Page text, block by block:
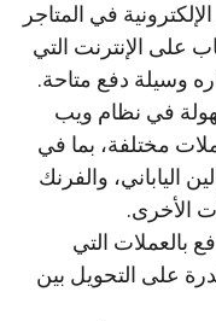
في المتاجر
على الإنترنت التي
في نظام ويب
باستخدام أكثر من 10 عملات مختلفة، بما في
الياباني، والفرنك
الأخرى.
بالعملات التي
على التحويل بين